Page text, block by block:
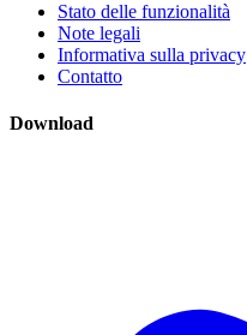
Stato delle funzionalità
Note legali
Informativa sulla privacy
Contatto
Download